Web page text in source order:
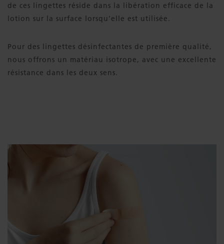
de ces lingettes réside dans la libération efficace de la
lotion sur la surface lorsqu’elle est utilisée.
Pour des lingettes désinfectantes de première qualité,
nous offrons un matériau isotrope, avec une excellente
résistance dans les deux sens.